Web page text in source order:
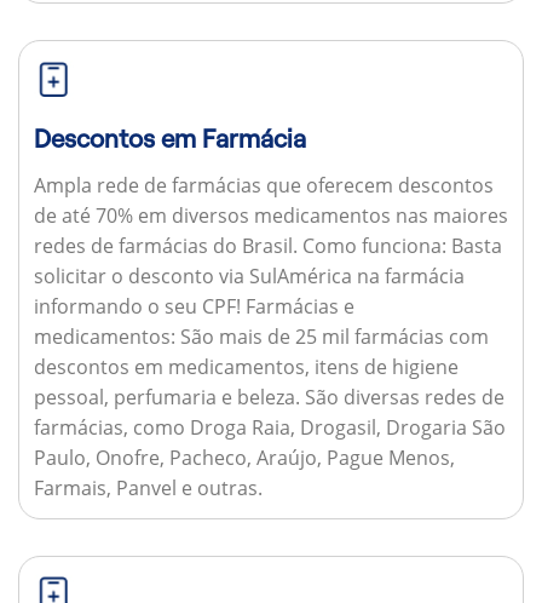
Descontos em Farmácia
Ampla rede de farmácias que oferecem descontos
de até 70% em diversos medicamentos nas maiores
redes de farmácias do Brasil. Como funciona: Basta
solicitar o desconto via SulAmérica na farmácia
informando o seu CPF! Farmácias e
medicamentos: São mais de 25 mil farmácias com
descontos em medicamentos, itens de higiene
pessoal, perfumaria e beleza. São diversas redes de
farmácias, como Droga Raia, Drogasil, Drogaria São
Paulo, Onofre, Pacheco, Araújo, Pague Menos,
Farmais, Panvel e outras.